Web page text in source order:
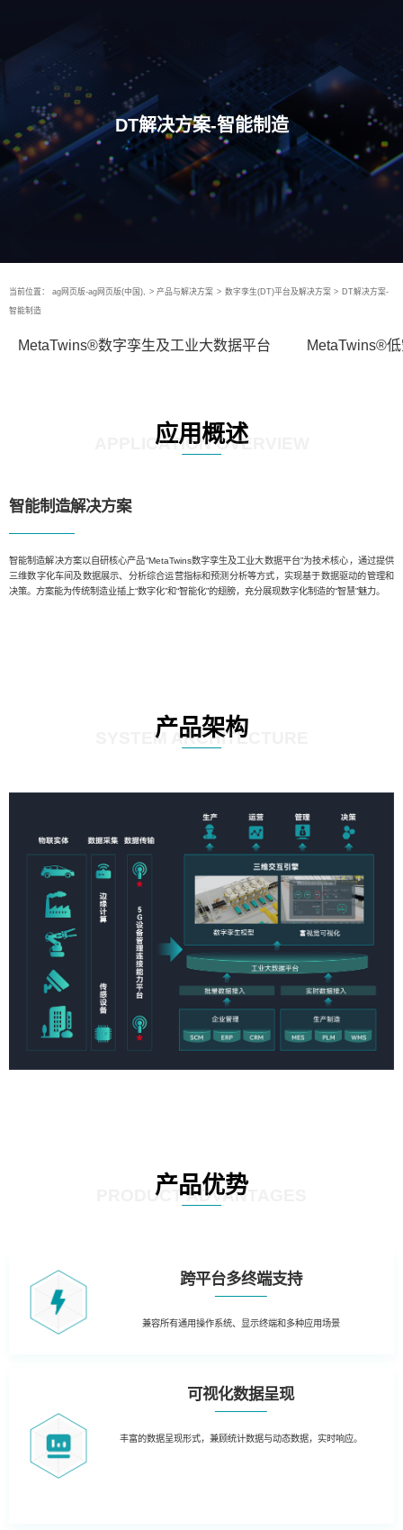
DT解决方案-智能制造
当前位置： ag网页版-ag网页版(中国), > 产品与解决方案 > 数字孪生(DT)平台及解决方案 > DT解决方案-
智能制造
MetaTwins®数字孪生及工业大数据平台 MetaTwins®
应用概述
APPLICATION OVERVIEW
智能制造解决方案
智能制造解决方案以自研核心产品“MetaTwins数字孪生及工业大数据平台”为技术核心，通过提供
三维数字化车间及数据展示、分析综合运营指标和预测分析等方式，实现基于数据驱动的管理和
决策。方案能为传统制造业插上“数字化”和“智能化”的翅膀，充分展现数字化制造的“智慧”魅力。
产品架构
SYSTEM ARCHITECTURE
产品优势
PRODUCT ADVANTAGES
跨平台多终端支持
兼容所有通用操作系统、 显示终端和多种应用场景
可视化数据呈现
丰富的数据呈现形式，兼顾统计数据与动态数据，实时响应。